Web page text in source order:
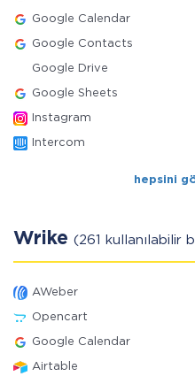
Google Calendar
Google Contacts
Google Drive
Google Sheets
Instagram
Intercom
hepsini
Wrike (261 kullanılabilir
AWeber
Opencart
Google Calendar
Airtable